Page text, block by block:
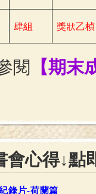
肆組 獎狀乙楨
閱 【期末
會心得↓點
錄片-荷蘭篇